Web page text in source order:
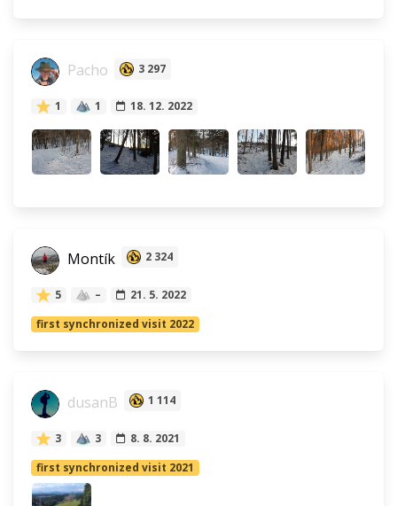
Pacho 3 297
1 1 18. 12. 2022
Montík 2 324
5 –
21. 5. 2022
first synchronized visit 2022
dusanB 1 114
3 3
8. 8. 2021
first synchronized visit 2021